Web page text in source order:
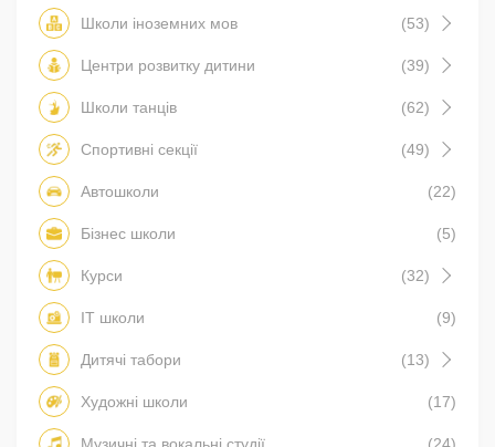
Школи іноземних мов (53)
Центри розвитку дитини (39)
Школи танців (62)
Спортивні секції (49)
Автошколи (22)
Бізнес школи (5)
Курси (32)
IT школи (9)
Дитячі табори (13)
Художні школи (17)
Музичні та вокальні студії (24)